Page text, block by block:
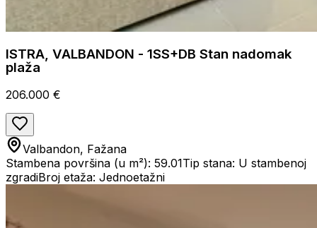
ISTRA, VALBANDON - 1SS+DB Stan nadomak
plaža
206.000 €
Valbandon, Fažana
Stambena površina (u m²): 59.01Tip stana: U stambenoj
zgradiBroj etaža: Jednoetažni